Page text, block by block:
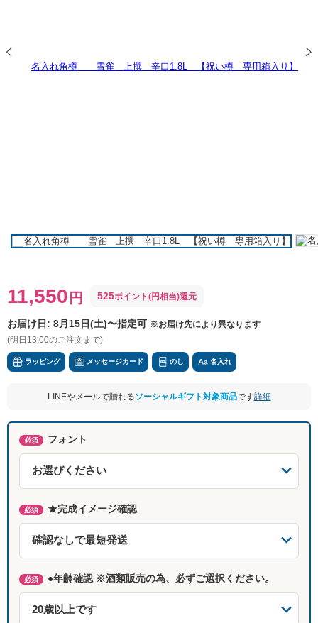
11,550 円 525ポイント(円相当)還元
お届け日: 8月15日(土)〜指定可 ※お届け先により異なります
(明日13:00のご注文まで)
ラッピング メッセージカード のし 名入れ
LINEやメールで贈れるソーシャルギフト対象商品です詳細
必須 フォント
必須 ★完成イメージ確認
必須 ●年齢確認 ※酒類販売の為、必ずご選択ください。